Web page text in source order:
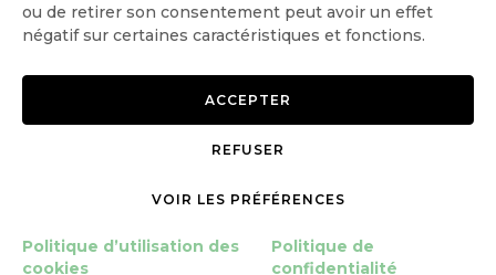
ou de retirer son consentement peut avoir un effet
négatif sur certaines caractéristiques et fonctions.
ACCEPTER
REFUSER
VOIR LES PRÉFÉRENCES
Politique d’utilisation des
cookies
Politique de
confidentialité
OK
Politique de confidentialité
Gérer le consentement